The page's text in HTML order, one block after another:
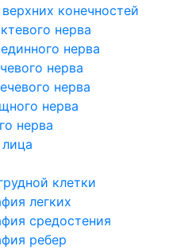
конечностей
нерва
нерва
нерва
нерва
нерва
нерва
клетки
легких
средостения
ребер